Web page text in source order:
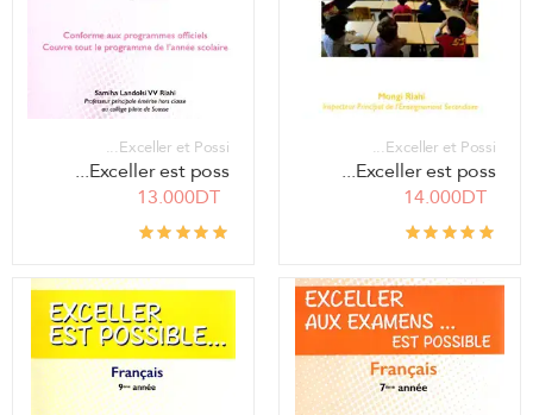
Exceller et Possi...
Exceller est poss...
14.000DT
Exceller et Possi...
Exceller est poss...
13.000DT